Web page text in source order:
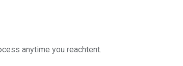
anytime you reachtent.